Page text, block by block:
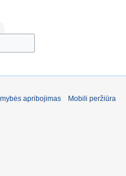
apribojimas Mobili peržiūra